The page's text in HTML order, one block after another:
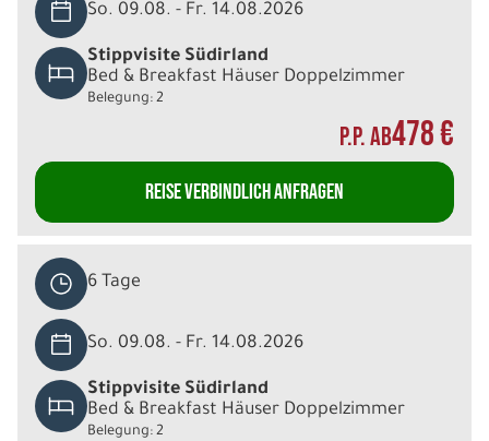
So. 09.08. - Fr. 14.08.2026
Stippvisite Südirland
Bed & Breakfast Häuser Doppelzimmer
Belegung: 2
P.P. AB478 €
REISE VERBINDLICH ANFRAGEN
6 Tage
So. 09.08. - Fr. 14.08.2026
Stippvisite Südirland
Bed & Breakfast Häuser Doppelzimmer
Belegung: 2